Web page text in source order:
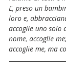
E, preso un
loro e,
accoglie uno solo
nome, accoglie
accoglie me, ma